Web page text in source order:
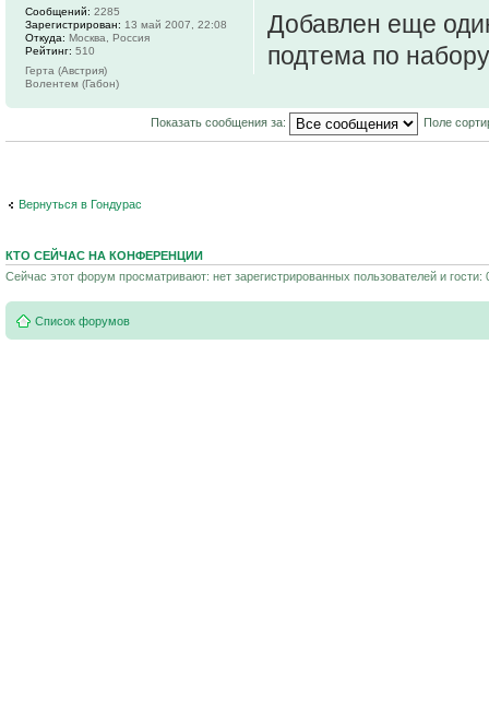
Добавлен еще
подтема по
Сообщений: 2285
Зарегистрирован: 13 май 2007, 22:08
Откуда: Москва, Россия
Рейтинг: 510
Герта (Австрия)
Волентем (Габон)
Показать сообщения за: Поле
Вернуться в Гондурас
КТО СЕЙЧАС НА КОНФЕРЕНЦИИ
Сейчас этот форум просматривают: нет зарегистрированных пользователей и гости:
Список форумов